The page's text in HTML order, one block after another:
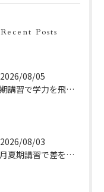
Recent Posts
2026/08/05
夏期講習で学力を飛躍的に上げる方法
2026/08/03
８月夏期講習で差をつける受験勉強法